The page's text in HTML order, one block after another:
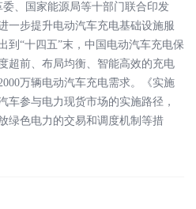
委、国家能源局等十部门联合印发
一步提升电动汽车充电基础设施服
到“十四五”末，中国电动汽车充电保
超前、布局均衡、智能高效的充电
万辆电动汽车充电需求。《实施
车参与电力现货市场的实施路径，
绿色电力的交易和调度机制等措